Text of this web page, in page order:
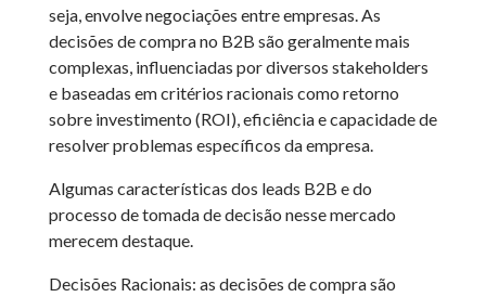
seja, envolve negociações entre empresas. As
decisões de compra no B2B são geralmente mais
complexas, influenciadas por diversos stakeholders
e baseadas em critérios racionais como retorno
sobre investimento (ROI), eficiência e capacidade de
resolver problemas específicos da empresa.
Algumas características dos leads B2B e do
processo de tomada de decisão nesse mercado
merecem destaque.
Decisões Racionais: as decisões de compra são